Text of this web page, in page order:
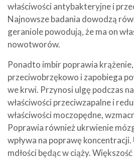
właściwości antybakteryjne i
Najnowsze badania dowodzą
geraniole powodują, że ma on
nowotworów.
Ponadto imbir poprawia krążenie,
przeciwobrzękowo i zapobiega
we krwi. Przynosi ulgę podczas
właściwości przeciwzapalne i
właściwości moczopędne,
Poprawia również ukrwienie
wpływa na poprawę koncentracji.
mdłości będąc w ciąży.